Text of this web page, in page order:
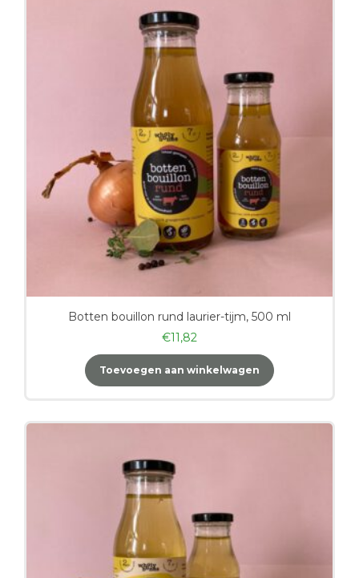
Botten bouillon rund laurier-tijm, 500 ml
€11,82
Toevoegen aan winkelwagen